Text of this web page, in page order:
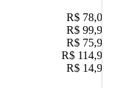
R$ 78,02
R$ 99,95
R$ 75,90
R$ 114,90
R$ 14,90